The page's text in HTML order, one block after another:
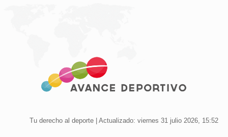
Tu derecho al deporte | Actualizado: viernes 31 julio 2026, 15:52